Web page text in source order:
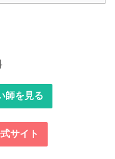
師を見る
サイト